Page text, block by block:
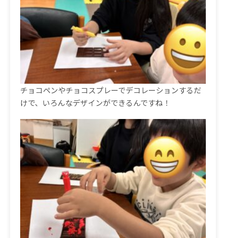
チョコペンやチョコスプレーでデコレーションするだ
けで、いろんなデザインができるんですね！